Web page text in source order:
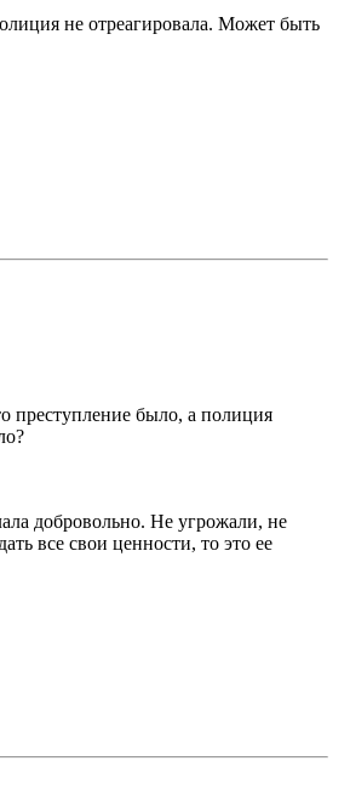
не отреагировала. Может быть
преступление было, а полиция
добровольно. Не угрожали, не
все свои ценности, то это ее